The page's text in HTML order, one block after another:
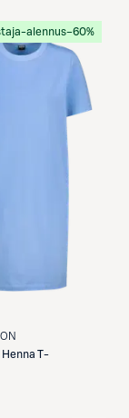
alennus−60%
Henna T-